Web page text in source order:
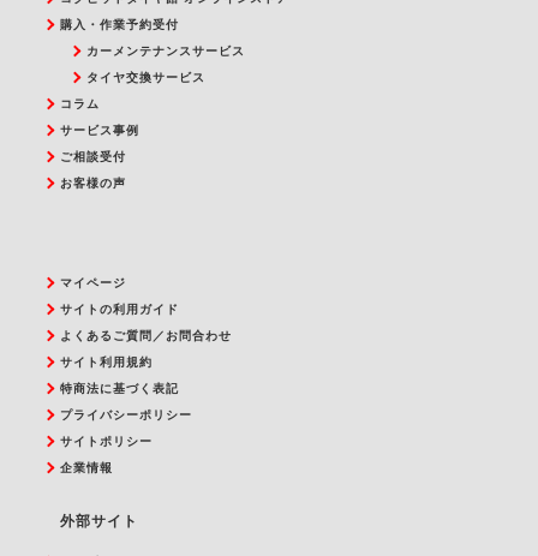
購入・作業予約受付
カーメンテナンスサービス
タイヤ交換サービス
コラム
サービス事例
ご相談受付
お客様の声
マイページ
サイトの利用ガイド
よくあるご質問／お問合わせ
サイト利用規約
特商法に基づく表記
プライバシーポリシー
サイトポリシー
企業情報
外部サイト